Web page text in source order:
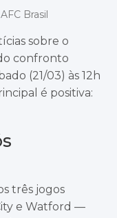
Brasil
sobre o
confronto
(21/03) às 12h
é positiva:
três jogos
e Watford —